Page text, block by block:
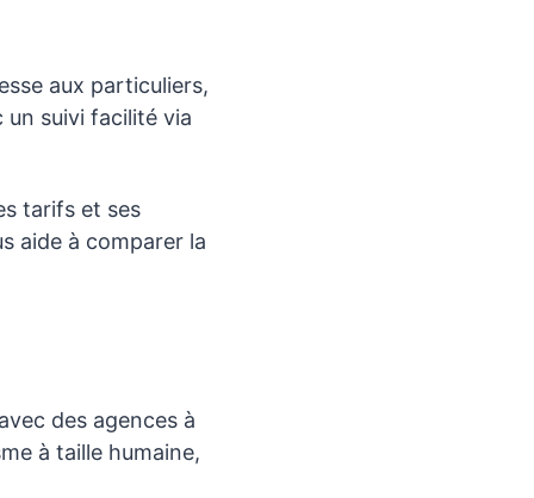
aux particuliers,
un suivi facilité via
tarifs et ses
aide à comparer la
des agences à
à taille humaine,